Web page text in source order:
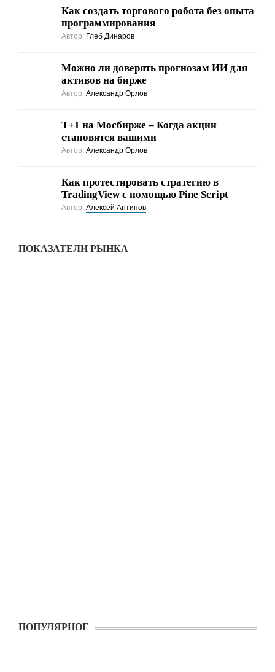
Как создать торгового робота без опыта
программирования
Автор: Глеб Динаров
Можно ли доверять прогнозам ИИ для
активов на бирже
Автор:Александр Орлов
Т+1 на Мосбирже – Когда акции
становятся вашими
Автор:Александр Орлов
Как протестировать стратегию в
TradingView с помощью Pine Script
Автор:Алексей Антипов
ПОКАЗАТЕЛИ РЫНКА
ПОПУЛЯРНОЕ